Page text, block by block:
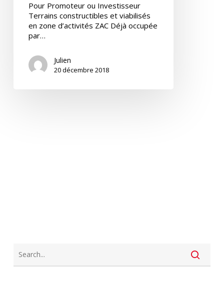
Pour Promoteur ou Investisseur
Terrains constructibles et viabilisés
en zone d’activités ZAC Déjà occupée
par…
Julien
20 décembre 2018